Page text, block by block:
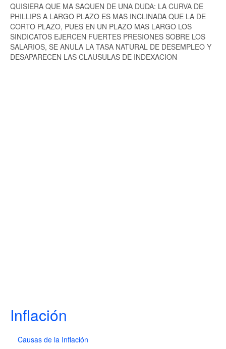
QUISIERA QUE MA SAQUEN DE UNA DUDA: LA CURVA DE
PHILLIPS A LARGO PLAZO ES MAS INCLINADA QUE LA DE
CORTO PLAZO, PUES EN UN PLAZO MAS LARGO LOS
SINDICATOS EJERCEN FUERTES PRESIONES SOBRE LOS
SALARIOS, SE ANULA LA TASA NATURAL DE DESEMPLEO Y
DESAPARECEN LAS CLAUSULAS DE INDEXACION
Inflación
Causas de la Inflación